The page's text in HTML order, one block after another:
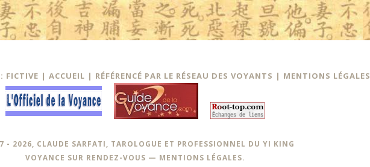
FICTIVE | ACCUEIL | RÉFÉRENCÉ PAR LE RÉSEAU DES VOYANTS | MENTIONS LÉGALES
- 2026, CLAUDE SARFATI, TAROLOGUE ET PROFESSIONNEL DU YI KING
VOYANCE SUR RENDEZ-VOUS — MENTIONS LÉGALES.